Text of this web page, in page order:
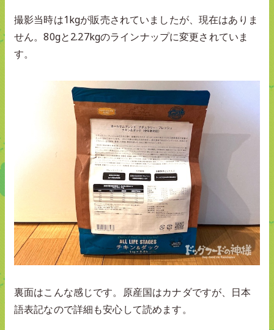
撮影当時は1kgが販売されていましたが、現在はありま
せん。80gと2.27kgのラインナップに変更されていま
す。
裏面はこんな感じです。原産国はカナダですが、日本
語表記なので詳細も安心して読めます。